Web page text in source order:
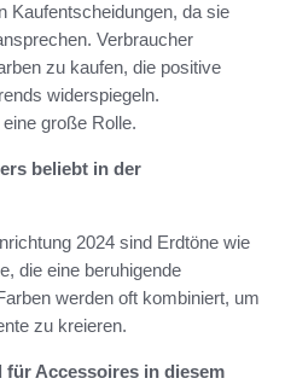
Kaufentscheidungen, da sie
Verbraucher
zu kaufen, die positive
widerspiegeln.
große Rolle.
beliebt in der
2024 sind Erdtöne wie
die eine beruhigende
werden oft kombiniert, um
zu kreieren.
Accessoires in diesem